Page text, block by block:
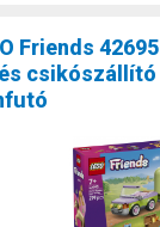
Friends 42695
csikószállító